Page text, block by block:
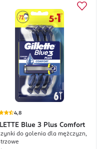
4,8
Blue 3 Plus Comfort
do golenia dla mężczyzn,